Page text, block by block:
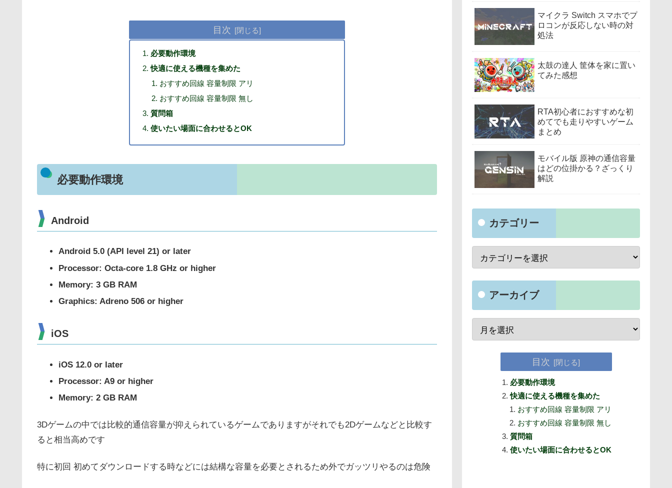
目次
必要動作環境
快適に使える機種を集めた
おすすめ回線 容量制限 アリ
おすすめ回線 容量制限 無し
質問箱
使いたい場面に合わせるとOK
必要動作環境
Android
Android 5.0 (API level 21) or later
Processor: Octa-core 1.8 GHz or higher
Memory: 3 GB RAM
Graphics: Adreno 506 or higher
iOS
iOS 12.0 or later
Processor: A9 or higher
Memory: 2 GB RAM
3Dゲームの中では比較的通信容量が抑えられているゲームでありますがそれでも2Dゲームなどと比較す
ると相当高めです
特に初回 初めてダウンロードする時などには結構な容量を必要とされるため外でガッツリやるのは危険
マイクラ Switch スマホでプ
ロコンが反応しない時の対
処法
太鼓の達人 筐体を家に置い
てみた感想
RTA初心者におすすめな初
めてでも走りやすいゲーム
まとめ
モバイル版 原神の通信容量
はどの位掛かる？ざっくり
解説
カテゴリー
アーカイブ
目次
必要動作環境
快適に使える機種を集めた
おすすめ回線 容量制限 アリ
おすすめ回線 容量制限 無し
質問箱
使いたい場面に合わせるとOK